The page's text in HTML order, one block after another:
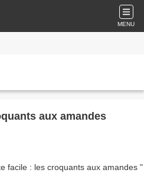
MENU
aux amandes